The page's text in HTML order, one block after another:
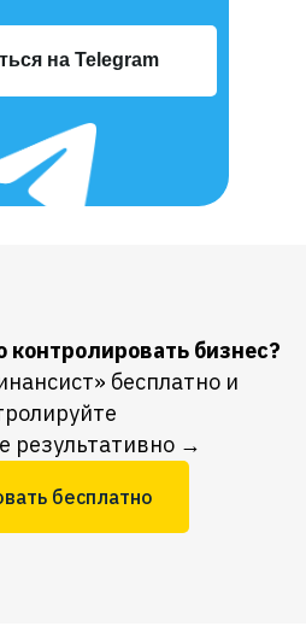
на Telegram
бизнес?
бесплатно и
результативно →
бесплатно